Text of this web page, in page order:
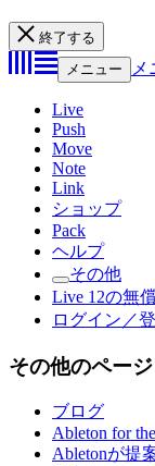
終了する
メニュー
メ
Live
Push
Move
Note
Link
ショップ
Pack
ヘルプ
その他
Live 12の無
ログイン／
その他のページ
ブログ
Ableton for
Abletonが提